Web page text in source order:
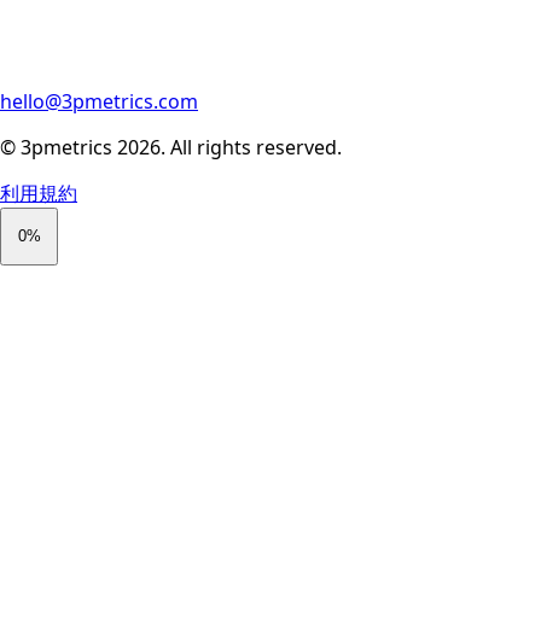
hello@3pmetrics.com
© 3pmetrics 2026. All rights reserved.
利用規約
0%